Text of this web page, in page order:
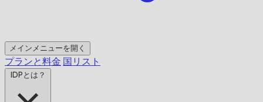
メインメニューを開く
プランと料金 国リスト
IDPとは？